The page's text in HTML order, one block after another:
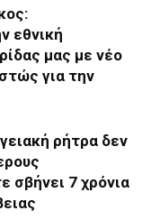
εθνική
μας με νέο
για την
ρήτρα δεν
σβήνει 7 χρόνια